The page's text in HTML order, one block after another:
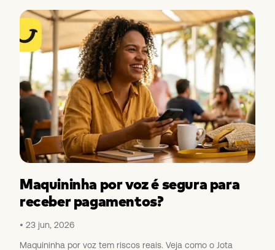
Maquininha por voz é segura para
receber pagamentos?
23 jun, 2026
Maquininha por voz tem riscos reais. Veja como o Jota